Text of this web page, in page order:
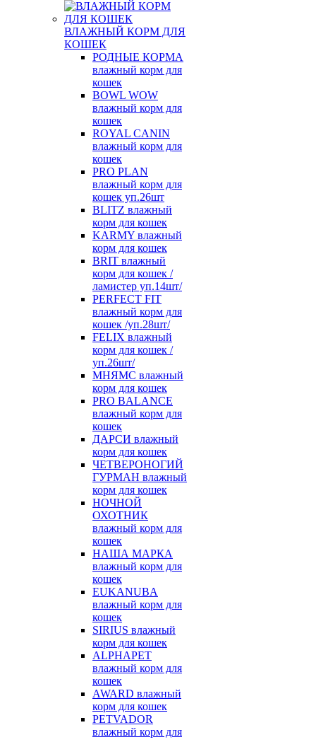
ВЛАЖНЫЙ КОРМ ДЛЯ
КОШЕК
РОДНЫЕ КОРМА
влажный корм для
кошек
BOWL WOW
влажный корм для
кошек
ROYAL CANIN
влажный корм для
кошек
PRO PLAN
влажный корм для
кошек уп.26шт
BLITZ влажный
корм для кошек
KARMY влажный
корм для кошек
BRIT влажный
корм для кошек /
ламистер уп.14шт/
PERFECT FIT
влажный корм для
кошек /уп.28шт/
FELIX влажный
корм для кошек /
уп.26шт/
МНЯМС влажный
корм для кошек
PRO BALANCE
влажный корм для
кошек
ДАРСИ влажный
корм для кошек
ЧЕТВЕРОНОГИЙ
ГУРМАН влажный
корм для кошек
НОЧНОЙ
ОХОТНИК
влажный корм для
кошек
НАША МАРКА
влажный корм для
кошек
EUKANUBA
влажный корм для
кошек
SIRIUS влажный
корм для кошек
ALPHAPET
влажный корм для
кошек
AWARD влажный
корм для кошек
PETVADOR
влажный корм для